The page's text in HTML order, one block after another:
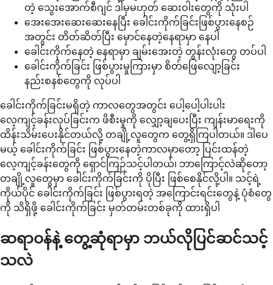
တဲ့ သွေးအောက်စီဂျင် ဒါမှမဟုတ် ဆေးဝါးတွေကို သုံးပါ
အေးအေးဆေးဆေးနေပြီး ခေါင်းကိုက်ခြင်းဖြစ်ပွားနေစဉ်
အတွင်း တိတ်ဆိတ်ပြီး မှောင်နေတဲ့နေရာမှာ နေပါ
ခေါင်းကိုက်နေတဲ့ နေရာမှာ ချမ်းအေးတဲ့ တွန်းလုံးတွေ တပ်ပါ
ခေါင်းကိုက်ခြင်း ဖြစ်ပွားမှုကြားမှာ စိတ်ဖြေလျော့ခြင်း
နည်းစနစ်တွေကို လုပ်ပါ
ခေါင်းကိုက်ခြင်းမရှိတဲ့ ကာလတွေအတွင်း ပေါ့ပေါ့ပါးပါး
လေ့ကျင့်ခန်းလုပ်ခြင်းက ဖိစီးမှုကို လျှော့ချပေးပြီး ကျန်းမာရေးကို
ထိန်းသိမ်းပေးနိုင်တယ်လို့ တချို့လူတွေက တွေ့ရှိကြပါတယ်။ ဒါပေ
မယ့် ခေါင်းကိုက်ခြင်း ဖြစ်ပွားနေတဲ့ကာလမှာတော့ ပြင်းထန်တဲ့
လေ့ကျင့်ခန်းတွေကို ရှောင်ကြဉ်သင့်ပါတယ်၊ ဘာကြောင့်လဲဆိုတော့
တချို့လူတွေမှာ ခေါင်းကိုက်ခြင်းကို ပိုပြီး ဖြစ်စေနိုင်လို့ပါ။ သင့်ရဲ့
ကိုယ်ပိုင် ခေါင်းကိုက်ခြင်း ဖြစ်ပွားရတဲ့ အကြောင်းရင်းတွေနဲ့ ပုံစံတွေ
ကို သိရှိဖို့ ခေါင်းကိုက်ခြင်း မှတ်တမ်းတစ်ခုကို ထားရှိပါ
ဆရာဝန်နဲ့ တွေ့ဆုံရာမှာ ဘယ်လိုပြင်ဆင်သင့်
သလဲ